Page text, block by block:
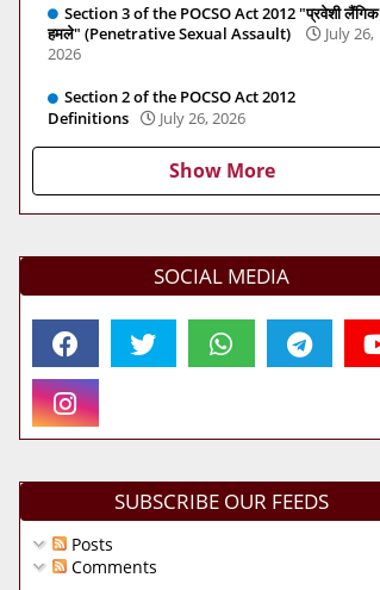
Section 3 of the POCSO Act 2012 "प्रवेशी लैंगिक
हमले" (Penetrative Sexual Assault)
July 26,
2026
Section 2 of the POCSO Act 2012
Definitions
July 26, 2026
Show More
SOCIAL MEDIA
SUBSCRIBE OUR FEEDS
Posts
Comments